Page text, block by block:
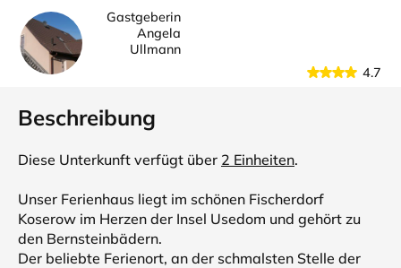
Gastgeberin
Angela
Ullmann
4.7
Beschreibung
Diese Unterkunft verfügt über 2 Einheiten.
Unser Ferienhaus liegt im schönen Fischerdorf
Koserow im Herzen der Insel Usedom und gehört zu
den Bernsteinbädern.
Der beliebte Ferienort, an der schmalsten Stelle der